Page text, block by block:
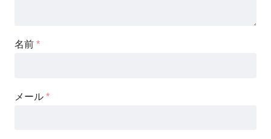
名前 *
メール *